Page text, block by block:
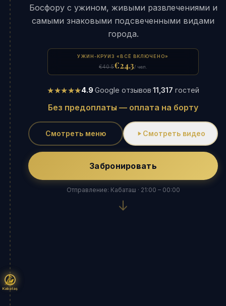
Kabataş
Босфору с ужином, живыми развлечениями и
самыми знаковыми подсвеченными видами
города.
УЖИН-КРУИЗ «ВСЁ ВКЛЮЧЕНО»
€40.5€24.3/ чел.
★★★★★4.9·Google отзывов·11,317 гостей
Без предоплаты — оплата на борту
Смотреть меню Смотреть видео
Забронировать
Отправление: Кабаташ · 21:00 – 00:00